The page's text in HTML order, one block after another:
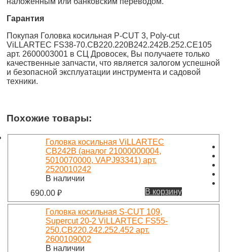
Гарантия
Покупая Головка косильная P-CUT 3, Poly-cut
ViLLARTEC FS38-70.CB220.220B242.242B.252.CE105
арт. 2600003001 в СЦ Дровосек, Вы получаете только
качественные запчасти, что является залогом успешной
и безопасной эксплуатации инструмента и садовой
техники.
Похожие товары:
Головка косильная ViLLARTEC
CB242B (аналог 21000000004,
5010070000, VAPJ93341) арт.
2520010242
В наличии
690.00 ₽ В корзину
Головка косильная S-CUT 109,
Supercut 20-2 ViLLARTEC FS55-
250.CB220.242.252.452 арт.
2600109002
В наличии